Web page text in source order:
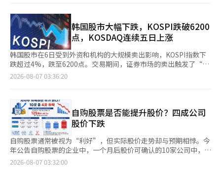
跌。”※ 本报道经人工智能（AI）系统翻译与编辑。
转为下跌。” 国内股市预计将反映纽约股市的走势和半导体股的
投资情绪，寻找方向。截至上午8时16分，NXT盘前市场中，三星
电子上涨0.6%，报232,000韩元，SK海力士上涨0.2%，报
1,498,000韩元。 韩智英奇摩证券研究员预测：“今天国内股市将
因霍尔木兹海峡的不确定性再次引发关注，加上7月美国就业数据
的警惕心理，虽然美国半导体股的疲软已被提前反映，但在前日大
幅下跌后，低价买入趋势将助力反弹。”※ 本报道经人工智能
（AI）系统翻译与编辑。
53885.10点。 以大盘股为主的标准普尔500指数下跌13.52点
（0.18%），报7710.03点；以科技股为主的纳斯达克综合指数下
跌15.09点（0.06%），报26348.35点。道琼斯指数和标准普尔
500指数均回落至之前创下的历史最高点。 国际油价再次大幅上
涨，导致物价和利率压力加大。伊朗半官方的法尔斯通讯社报道，
伊朗议会委员会正在审议禁止美国和以色列等“敌对国”船只通过
霍尔木兹海峡的法案。该法案还规定，违反规定的船只将被处以货
物价值最高20%的罚款。 西德克萨斯中质油（WTI）上涨2.75%，
海峡的紧张局势再次加剧，导致近期美伊达成协议的预期有所减
弱。 由于油价上涨引发的通货膨胀担忧，国债收益率也随之上
升。美国10年期国债收益率从前一日的4.617%上升至4.668%。市
场普遍担心，如果物价上涨趋势未能减缓，美国联邦储备系统（美
联储）可能会加息。 企业业绩引发的个股波动也很大。数据存储
设备公司西部数据股价暴跌13%，闪迪股价下跌6.8%。尽管这两
家公司均给出了超出市场预期的季度营收展望，但由于人工智能
（AI）和内存价格上涨带来的投资者期望未能实现，市场反应不
韩国股市大幅下跌，KOSPI跌破6200
点，KOSDAQ连续五日上涨
韩国股市在6日受到外资和机构的大规模卖出影响，KOSPI指数下
跌超过4%，跌至6200点。交易期间，证券市场的卖出触发了“卖
出侧卡”，市场波动性显著加大。相对而言，KOSDAQ指数连续五
天，指数以6478.75点开盘，随后跌幅扩大。上午10时18分，卖出
侧卡（程序交易卖出报价效力暂停）被触发，这是今年以来的第24
次卖出侧卡。 在证券市场上，外资和机构分别净卖出3兆3271亿韩
元和1220亿韩元。相反，个人投资者则净买入3兆3390亿韩元，吸
纳了这些卖出量。 在市值前列的股票中，SK海力士
（-10.07%）、SK广场（-13.14%）的跌幅较大。此外，三星电机
（-8.92%）、三星电子（-6.50%）、三星物产（-4.17%）、三星
生命（-3.57%）、现代汽车（-1.36%）等也以跌势收盘。相对而
2026-08-07 03:36:20
自购股票是否能提升股价？四成公司
股价下跌
自购股票通常被视为“利好”，但实际股价走势却与预期相悖。今
年公告自购股票的企业中，一个月后股价可确认的10家公司中，有
4家股价下跌。 根据6日韩国交易所的数据，截至5日，今年公告自
2026-08-07 03:32:00